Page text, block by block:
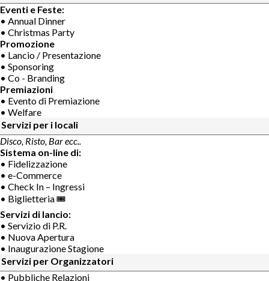
Eventi e Feste:
• Annual Dinner
• Christmas Party
Promozione
• Lancio / Presentazione
• Sponsoring
• Co - Branding
Premiazioni
• Evento di Premiazione
• Welfare
Servizi per i locali
Disco, Risto, Bar ecc..
Sistema on-line di:
• Fidelizzazione
• e-Commerce
• Check In – Ingressi
• Biglietteria 🎟
Servizi di lancio:
• Servizio di P.R.
• Nuova Apertura
• Inaugurazione Stagione
Servizi per Organizzatori
• Pubbliche Relazioni